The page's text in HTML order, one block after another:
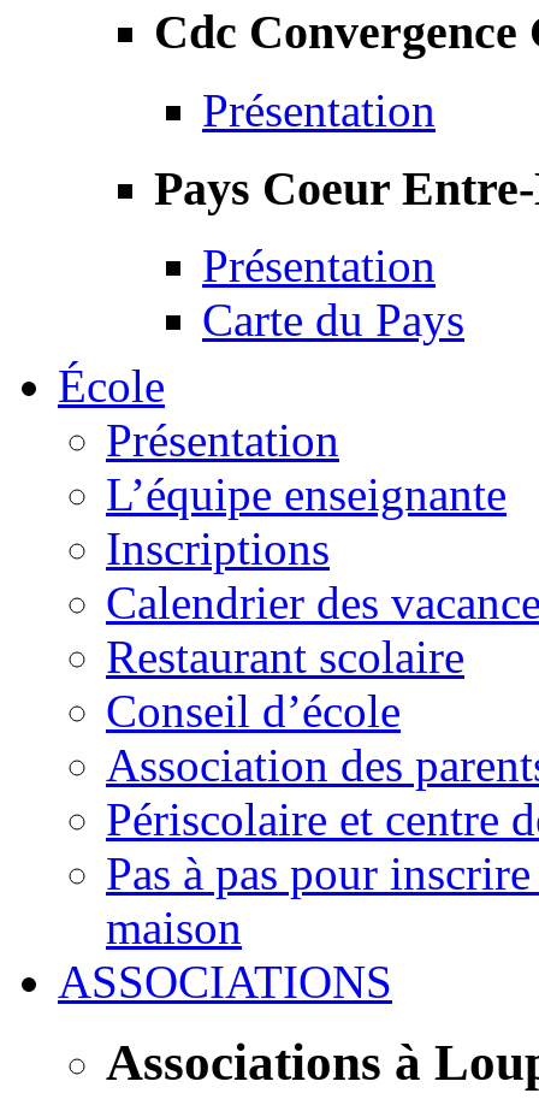
Cdc Convergence
Présentation
Pays Coeur
Présentation
Carte du Pays
École
Présentation
L’équipe enseignante
Inscriptions
Calendrier des
Restaurant scolaire
Conseil d’école
Association des
Périscolaire et centre
Pas à pas pour
maison
ASSOCIATIONS
Associations à